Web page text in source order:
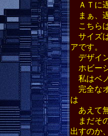
ＡＴに
まぁ、
こちら
サイズ
アです。
デザイ
ホビー
私はベ
完全な
は
あえて
まだそ
出すのか、